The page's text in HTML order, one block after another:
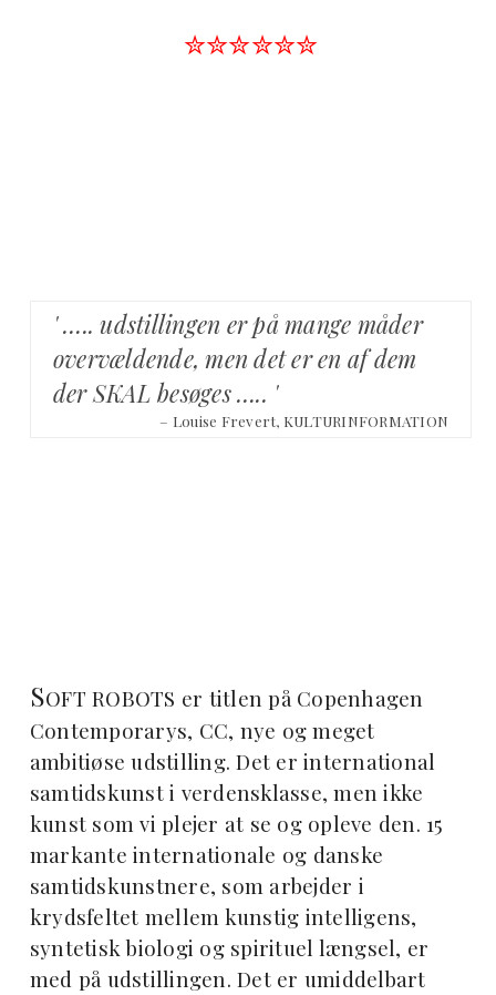
✮✮✮✮✮✮
' ….. udstillingen er på mange måder
overvældende, men det er en af dem
der SKAL besøges ….. '
– Louise Frevert, KULTURINFORMATION
SOFT ROBOTS er titlen på Copenhagen
Contemporarys, CC, nye og meget
ambitiøse udstilling. Det er international
samtidskunst i verdensklasse, men ikke
kunst som vi plejer at se og opleve den. 15
markante internationale og danske
samtidskunstnere, som arbejder i
krydsfeltet mellem kunstig intelligens,
syntetisk biologi og spirituel længsel, er
med på udstillingen. Det er umiddelbart